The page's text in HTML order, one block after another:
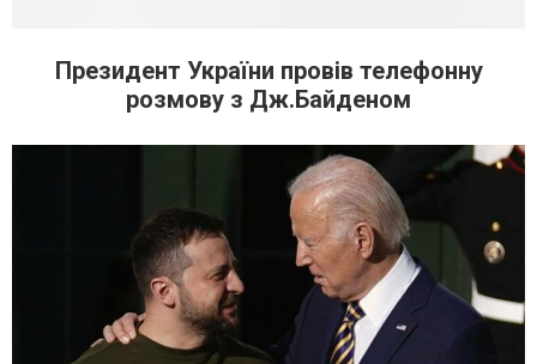
Президент України провів телефонну
розмову з Дж.Байденом